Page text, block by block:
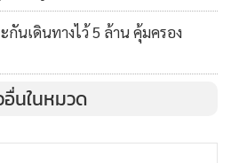
กันเดินทางไว้ 5 ล้าน คุ้มครอง
อื่นในหมวด